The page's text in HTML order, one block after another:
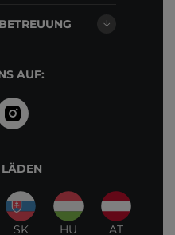
AUF:
LÄDEN
SK HU AT